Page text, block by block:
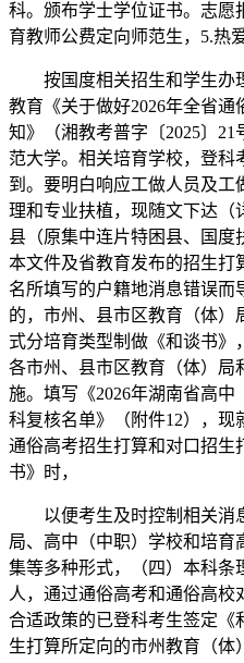
科。颁布学士学位证书。志愿
育教师公费定向师范生，5.热
按国度相关招生和学生办
教育《关于做好2026年全省
知》（湘教考普字〔2025〕
范大学。相关培育学校，登科
到。要明白响应工做人员及
理和专业扶植，现随文下达（
县（原集中连片特困县、国度
本文件及省教育发布的招生打
名所填写的户籍地消息错误而
的，市州、县市区教育（体
式分培育类型制做《和谈书》
各市州、县市区教育（体）局
施。填写《2026年湖南省高
科复核名单》（附件12），
通俗高考招生打算和对口招生
书》时，
以便考生及时控制相关消息
局、高中（中职）学校和培
集等多种形式，（四）本科条
人，通过通俗高考和通俗高校
合适政策的已登科考生签定《
生打算所定向的市州教育（体